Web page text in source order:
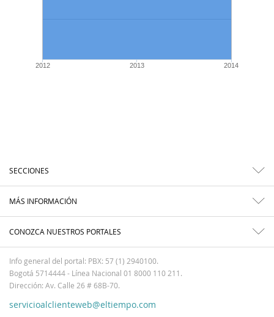
2012 2013 2014
SECCIONES
MÁS INFORMACIÓN
CONOZCA NUESTROS PORTALES
Info general del portal: PBX: 57 (1) 2940100.
Bogotá 5714444 - Línea Nacional 01 8000 110 211.
Dirección: Av. Calle 26 # 68B-70.
servicioalclienteweb@eltiempo.com